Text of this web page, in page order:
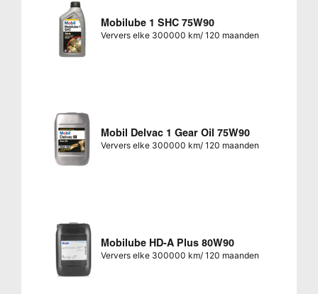
Mobilube 1 SHC 75W90
Ververs elke 300000 km/ 120 maanden
Mobil Delvac 1 Gear Oil 75W90
Ververs elke 300000 km/ 120 maanden
Mobilube HD-A Plus 80W90
Ververs elke 300000 km/ 120 maanden